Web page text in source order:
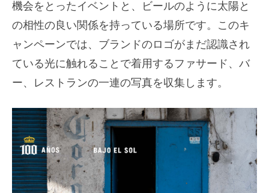
機会をとったイベントと、ビールのように太陽と
の相性の良い関係を持っている場所です。このキ
ャンペーンでは、ブランドのロゴがまだ認識され
ている光に触れることで着用するファサード、バ
ー、レストランの一連の写真を収集します。